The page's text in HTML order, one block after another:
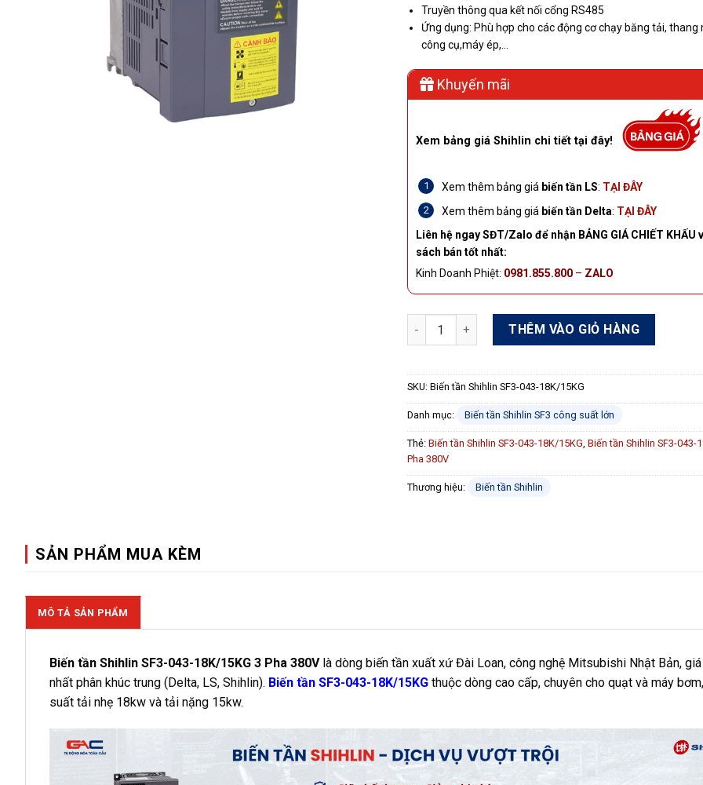
Truyền thông qua kết nối cổng RS485
Ứng dụng: Phù hợp cho các động cơ chạy băng tải, thang
công cụ,máy ép,…
Khuyến mãi
Xem bảng giá Shihlin chi tiết tại đây!
Xem thêm bảng giá biến tần LS: TẠI ĐÂY
Xem thêm bảng giá biến tần Delta: TẠI ĐÂY
Liên hệ ngay SĐT/Zalo để nhận BẢNG GIÁ CHIẾT KHẤU
sách bán tốt nhất:
Kinh Doanh Phiệt: 0981.855.800 – ZALO
Biến tần Shihlin SF3-043-18K/15KG 18kW/15kW 3 Pha
THÊM VÀO GIỎ HÀNG
SKU: Biến tần Shihlin SF3-043-18K/15KG
Danh mục: Biến tần Shihlin SF3 công suất lớn
Thẻ: Biến tần Shihlin SF3-043-18K/15KG Biến tần Shihlin SF3-043-
Pha 380V
Thương hiệu: Biến tần Shihlin
SẢN PHẨM MUA KÈM
MÔ TẢ SẢN PHẨM
Biến tần Shihlin SF3-043-18K/15KG 3 Pha 380Vlà dòng biến tần xuất xứ Đài Loan, công nghệ Mitsubishi Nhật Bản,
nhất phân khúc trung (Delta, LS, Shihlin). Biến tần SF3-043-18K/15KG thuộc dòng cao cấp, chuyên cho quạt và máy
suất tải nhẹ 18kw và tải nặng 15kw.